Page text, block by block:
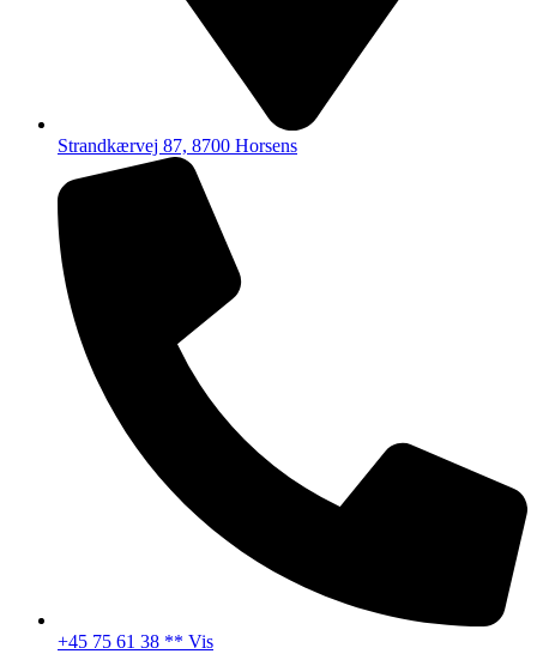
Strandkærvej 87, 8700 Horsens
+45 75 61 38 ** Vis